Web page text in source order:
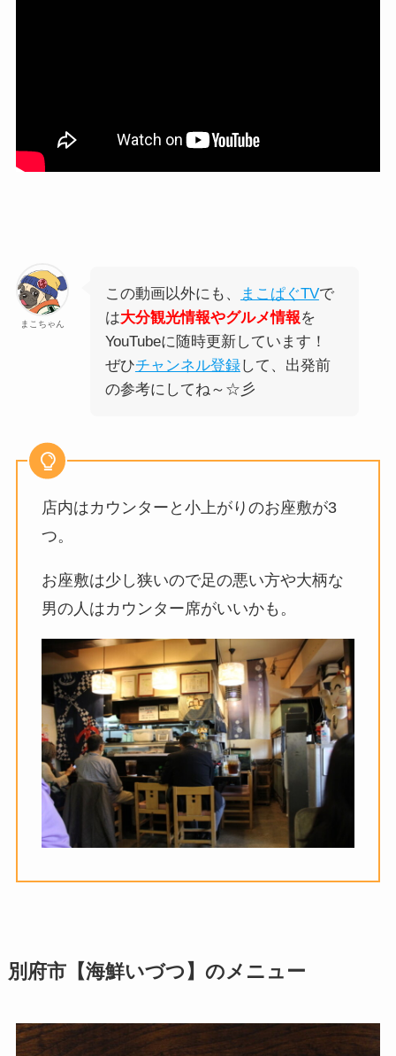
まこちゃん
この動画以外にも、 まこぱぐTVで
は大分観光情報やグルメ情報を
YouTubeに随時更新しています！
ぜひチャンネル登録して、出発前
の参考にしてね～☆彡
店内はカウンターと小上がりのお座敷が3
つ。
お座敷は少し狭いので足の悪い方や大柄な
男の人はカウンター席がいいかも。
別府市【海鮮いづつ】のメニュー